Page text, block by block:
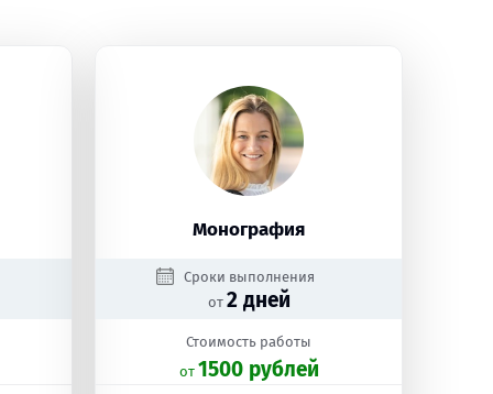
Монография
Сроки выполнения
от 2 дней
Стоимость работы
oт 1500 рублей